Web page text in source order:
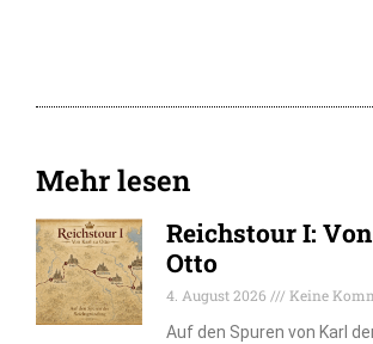
Mehr lesen
Reichstour I:
Otto
4. August 2026
Keine
Auf den Spuren von Karl